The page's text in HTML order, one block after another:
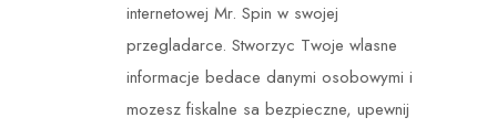
internetowej Mr. Spin w swojej
przegladarce. Stworzyc Twoje wlasne
informacje bedace danymi osobowymi i
mozesz fiskalne sa bezpieczne, upewnij